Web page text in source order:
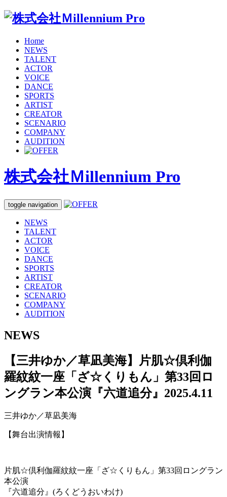
Home
NEWS
TALENT
ACTOR
VOICE
DANCE
SPORTS
ARTIST
CREATOR
SCENARIO
COMPANY
AUDITION
株式会社Ｍillennium Pro
toggle navigation
NEWS
TALENT
ACTOR
VOICE
DANCE
SPORTS
ARTIST
CREATOR
SCENARIO
COMPANY
AUDITION
NEWS
【三井ゆか／草凪美海】片肌☆倶利伽
羅紋紋一座「ざ☆くりもん」第33回ロ
ングラン本公演『六道追分』 2025.4.11
三井ゆか／草凪美海
【舞台出演情報】
片肌☆倶利伽羅紋紋一座「ざ☆くりもん」第33回ロングラン
本公演
『六道追分』(ろくどうおいわけ)